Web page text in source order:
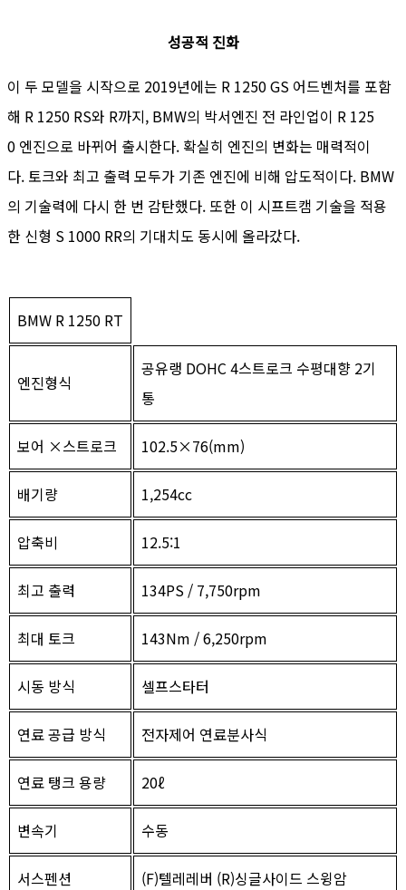
성공적 진화
이 두 모델을 시작으로 2019년에는 R 1250 GS 어드벤처를 포함
해 R 1250 RS와 R까지, BMW의 박서엔진 전 라인업이 R 125
0 엔진으로 바뀌어 출시한다. 확실히 엔진의 변화는 매력적이
다. 토크와 최고 출력 모두가 기존 엔진에 비해 압도적이다. BMW
의 기술력에 다시 한 번 감탄했다. 또한 이 시프트캠 기술을 적용
한 신형 S 1000 RR의 기대치도 동시에 올라갔다.
BMW R 1250 RT
엔진형식
공유랭 DOHC 4스트로크 수평대향 2기
통
보어 ×스트로크 102.5×76(mm)
배기량 1,254cc
압축비 12.5:1
최고 출력 134PS / 7,750rpm
최대 토크 143Nm / 6,250rpm
시동 방식 셀프스타터
연료 공급 방식 전자제어 연료분사식
연료 탱크 용량 20ℓ
변속기 수동
서스펜션 (F)텔레레버 (R)싱글사이드 스윙암